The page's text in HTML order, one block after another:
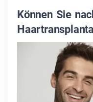
Können Sie